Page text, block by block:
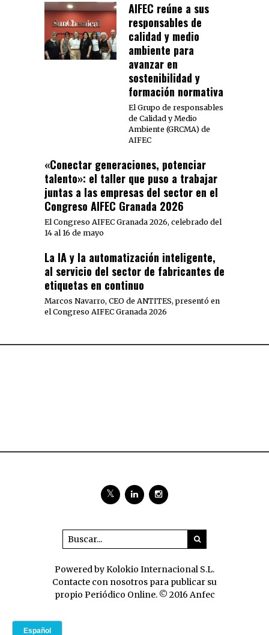
AIFEC reúne a sus
responsables de
calidad y medio
ambiente para
avanzar en
sostenibilidad y
formación normativa
El Grupo de responsables
de Calidad y Medio
Ambiente (GRCMA) de
AIFEC
«Conectar generaciones, potenciar
talento»: el taller que puso a trabajar
juntas a las empresas del sector en el
Congreso AIFEC Granada 2026
El Congreso AIFEC Granada 2026, celebrado del
14 al 16 de mayo
La IA y la automatización inteligente,
al servicio del sector de fabricantes de
etiquetas en continuo
Marcos Navarro, CEO de ANTITES, presentó en
el Congreso AIFEC Granada 2026
Powered by Kolokio Internacional S.L.
Contacte con nosotros para publicar su
propio Periódico Online. © 2016 Anfec